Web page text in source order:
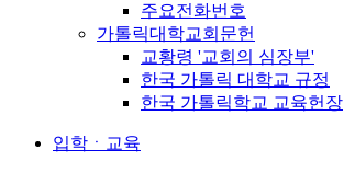
주요전화번호
가톨릭대학교회문헌
교황령 '교회의 심장부'
한국 가톨릭 대학교 규정
한국 가톨릭학교 교육헌장
입학ㆍ교육